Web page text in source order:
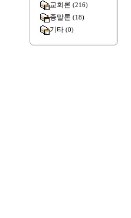
교회론 (216)
종말론 (18)
기타 (0)